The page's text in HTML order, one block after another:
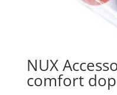
NUX
comfort dop